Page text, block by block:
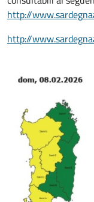
http://
http://